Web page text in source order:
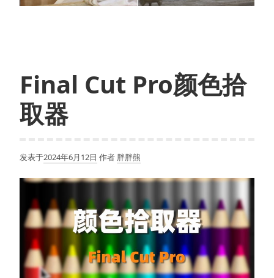
Final Cut Pro颜色拾
取器
发表于2024年6月12日 作者 胖胖熊